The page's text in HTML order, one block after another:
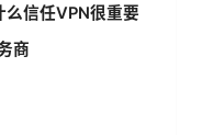
信任VPN很重要
商